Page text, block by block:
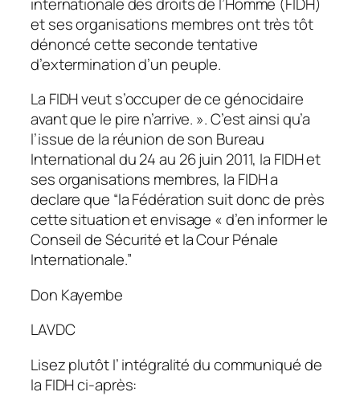
et ses organisations membres ont très tôt
dénoncé cette seconde tentative
d’extermination d’un peuple.
La FIDH veut s’occuper de ce génocidaire
avant que le pire n’arrive. ». C’est ainsi qu’a
l’issue de la réunion de son Bureau
International du 24 au 26 juin 2011, la FIDH et
ses organisations membres, la FIDH a
declare que “la Fédération suit donc de près
cette situation et envisage « d’en informer le
Conseil de Sécurité et la Cour Pénale
Internationale.”
Don Kayembe
LAVDC
Lisez plutôt l’ intégralité du communiqué de
la FIDH ci-après: